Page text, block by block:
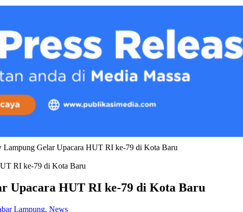
Lampung Gelar Upacara HUT RI ke-79 di Kota Baru
Upacara HUT RI ke-79 di Kota Baru
Lampung, News